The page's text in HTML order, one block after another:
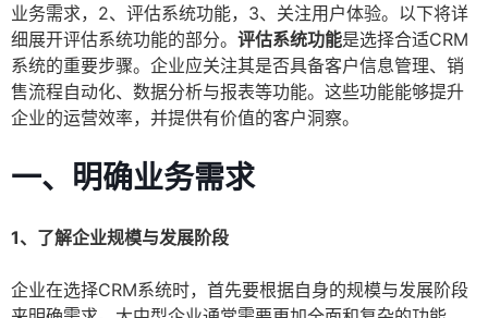
业务需求，2、评估系统功能，3、关注用户体验。以下将详
细展开评估系统功能的部分。 评估系统功能是选择合适CRM
系统的重要步骤。企业应关注其是否具备客户信息管理、销
售流程自动化、数据分析与报表等功能。这些功能能够提升
企业的运营效率，并提供有价值的客户洞察。
一、明确业务需求
1、了解企业规模与发展阶段
企业在选择CRM系统时，首先要根据自身的规模与发展阶段